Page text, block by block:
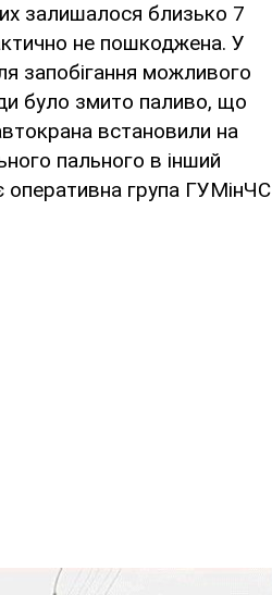
залишалося близько 7
не пошкоджена. У
запобігання можливого
було змито паливо, що
встановили на
пального в інший
оперативна група ГУМінЧС